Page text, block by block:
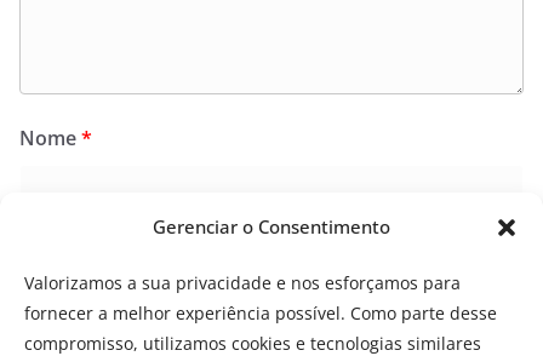
Gerenciar o Consentimento
Valorizamos a sua privacidade e nos esforçamos para
fornecer a melhor experiência possível. Como parte desse
compromisso, utilizamos cookies e tecnologias similares
Nome*